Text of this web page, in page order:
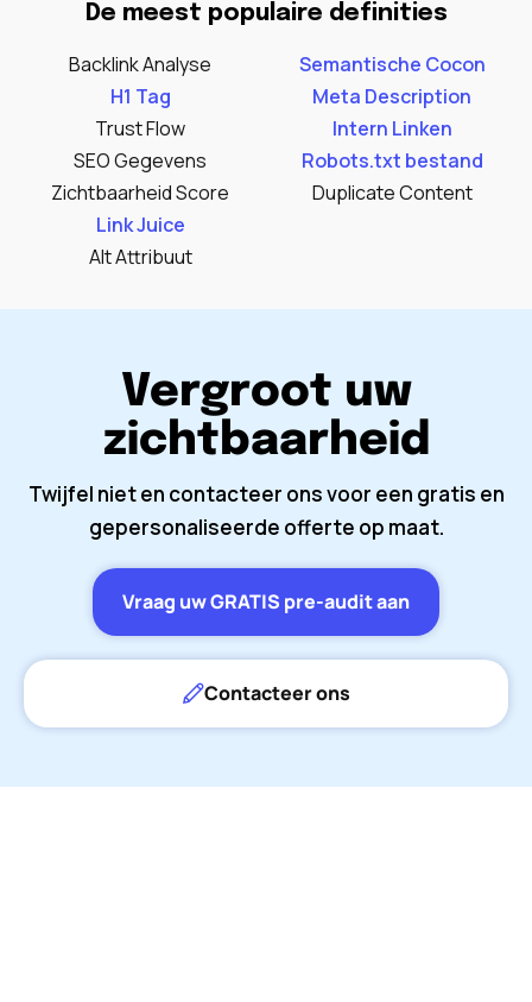
De meest populaire definities
Backlink Analyse
H1 Tag
Trust Flow
SEO Gegevens
Zichtbaarheid Score
Link Juice
Alt Attribuut
Semantische Cocon
Meta Description
Intern Linken
Robots.txt bestand
Duplicate Content
Vergroot uw
zichtbaarheid
Twijfel niet en contacteer ons voor een gratis en
gepersonaliseerde offerte op maat.
Vraag uw GRATIS pre-audit aan
Contacteer ons